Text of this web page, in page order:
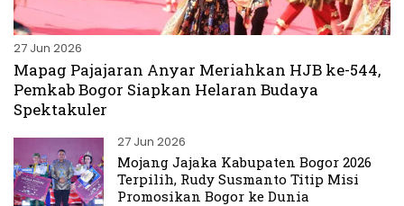
27 Jun 2026
Mapag Pajajaran Anyar Meriahkan HJB ke-544,
Pemkab Bogor Siapkan Helaran Budaya
Spektakuler
27 Jun 2026
Mojang Jajaka Kabupaten Bogor 2026
Terpilih, Rudy Susmanto Titip Misi
Promosikan Bogor ke Dunia